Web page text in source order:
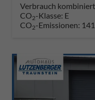
Verbrauch
CO2-Klasse: E
CO2-Emissionen: